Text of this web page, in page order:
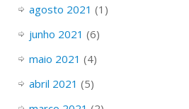
agosto 2021 (1)
junho 2021 (6)
maio 2021 (4)
abril 2021 (5)